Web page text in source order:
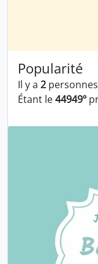
Popularité
Il y a 2
Étant le44949º